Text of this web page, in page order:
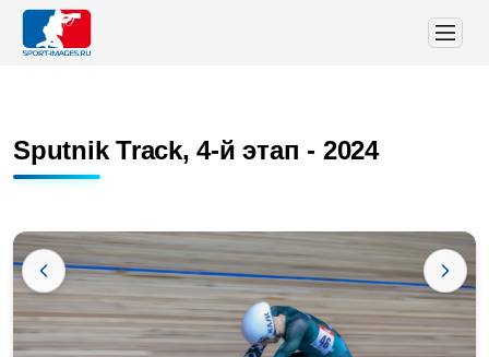
Sputnik Track, 4-й этап - 2024